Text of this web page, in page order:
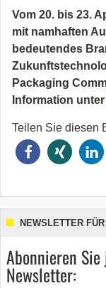
Vom 20. bis 23.
mit namhaften
bedeutendes
Packaging
Information unter
Teilen Sie diesen
NEWSLETTER
Abonnieren
Newsletter: